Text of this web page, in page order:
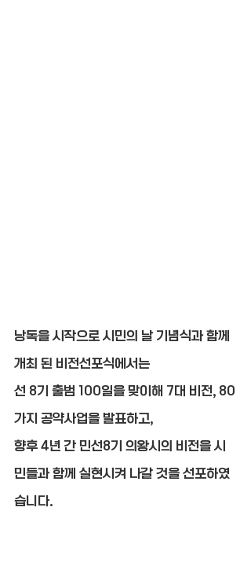
낭독을 시작으로 시민의 날 기념식과 함께
개최 된 비전선포식에서는
선 8기 출범 100일을 맞이해 7대 비전, 80
가지 공약사업을 발표하고,
향후 4년 간 민선8기 의왕시의 비전을 시
민들과 함께 실현시켜 나갈 것을 선포하였
습니다.